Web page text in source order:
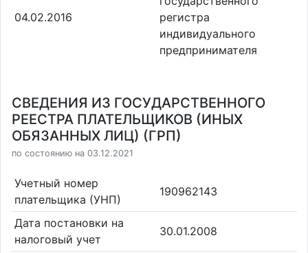
04.02.2016
регистра
индивидуального
предпринимателя
СВЕДЕНИЯ ИЗ ГОСУДАРСТВЕННОГО
РЕЕСТРА ПЛАТЕЛЬЩИКОВ (ИНЫХ
ОБЯЗАННЫХ ЛИЦ) (ГРП)
по состоянию на 03.12.2021
Учетный номер
плательщика (УНП)
190962143
Дата постановки на
налоговый учет
30.01.2008